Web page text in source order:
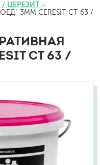
/ ЦЕРЕЗИТ
3ММ CERESIT CT 63 /
CT 63 /